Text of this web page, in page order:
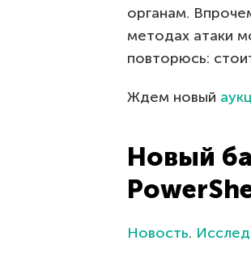
органам.
методах атаки
повторюсь:
Ждем новый
Новый
Новость.